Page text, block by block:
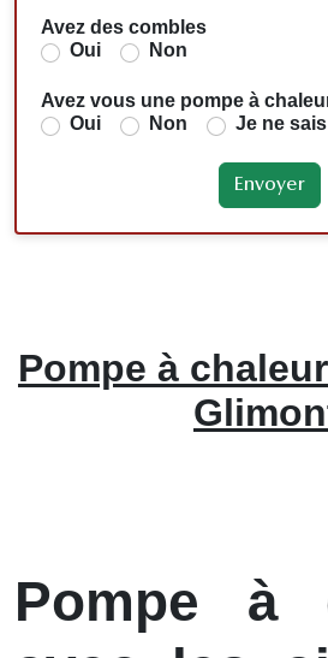
Avez des combles
Oui
Non
Avez vous une pompe à
Oui
Non Je ne
Pompe à
Pompe à